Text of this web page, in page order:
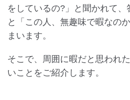
をしているの?」と聞かれて
と「この人、無趣味で暇なの
まいます。
そこで、周囲に暇だと思われ
いことをご紹介します。